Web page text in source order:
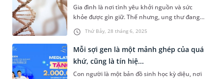
Thứ Bảy, 28 tháng 6, 2025
Gia đình là nơi tình yêu khởi nguồn và sức
khỏe được gìn giữ. Thế nhưng, ung thư đang
ngày càng “trẻ hóa” và lặng lẽ tấn công bất kỳ
thành viên nào trong gia đình. Thống kê gần
đây cho thấy, cứ 6 ca tử vong thì có 1 ca là do
ung thư. Con số này vẫn đang không ngừng gia
tăng bởi, ô nhiễm, áp lực c...
Mỗi sợi gen là một mảnh ghép của quá
khứ, cũng là tín hiệ...
Con người là một bản đồ sinh học kỳ diệu, nơi